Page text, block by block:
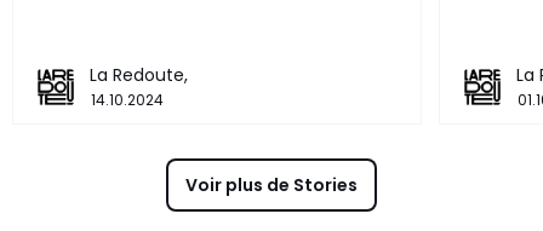
La Redoute,
14.10.2024
La
Voir plus de Stories